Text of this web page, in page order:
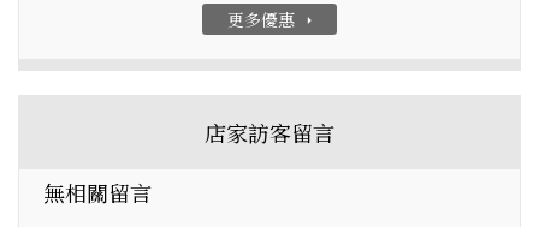
更多優惠 arrow_right
店家訪客留言
無相關留言